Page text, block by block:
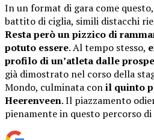
In un format di gara come
battito di ciglia, simili distacchi
Resta però un pizzico di
potuto essere. Al tempo stesso,
profilo di un’atleta dalle
già dimostrato nel corso della
Mondo, culminata conil quinto
Heerenveen. Il piazzamento
pienamente in questo percorso di